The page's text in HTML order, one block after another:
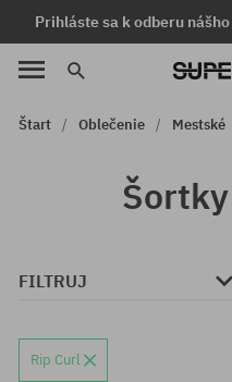
Prihláste sa k odberu
Štart Oblečenie Mestské
FILTRUJ
Rip Curl